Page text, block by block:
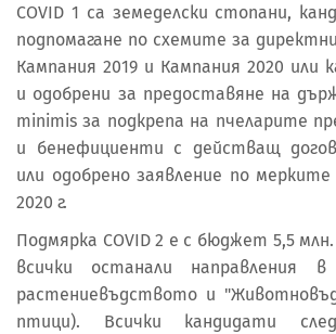
COVID 1 са земеделски стопани,
подпомагане по схемите за
Кампания 2019 и Кампания 2020 или
и одобрени за предоставяне на
minimis за подкрепа на пчеларите
и бенефициенти с действащ
или одобрено заявление по
2020 г.
Подмярка COVID 2 е с бюджет 5,5
всички останали направления
растениевъдството и
птици). Всички кандидати